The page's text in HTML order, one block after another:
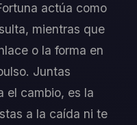
actúa como
mientras que
o la forma en
Juntas
el cambio, es la
a la caída ni te